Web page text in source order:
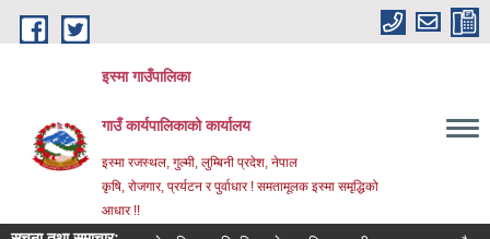
Skip to main content
इस्मा गाउँपालिका
गाउँ कार्यपालिकाको कार्यालय
इस्मा रजस्थल, गुल्मी, लुम्बिनी प्रदेश, नेपाल
कृषि, रोजगार, प्रर्यटन र पुर्वाधार ! समतामूलक इस्मा समृद्धिको
आधार !!